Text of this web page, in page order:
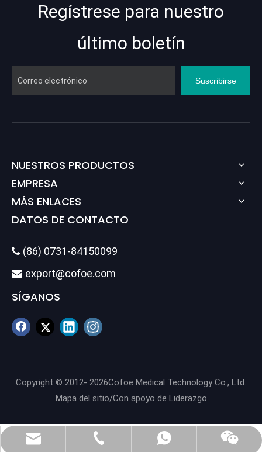
Regístrese para nuestro
último boletín
Suscribirse
NUESTROS PRODUCTOS
EMPRESA
MÁS ENLACES
DATOS DE CONTACTO
 (86) 0731-84150099
 export@cofoe.com
SÍGANOS
export@cofoe.com
(86) 0731-84150099
86-13705288331
86-13705288331
Copyright © 2012- 2026Cofoe Medical Technology Co., Ltd.
Mapa del sitio/Con apoyo de Liderazgo